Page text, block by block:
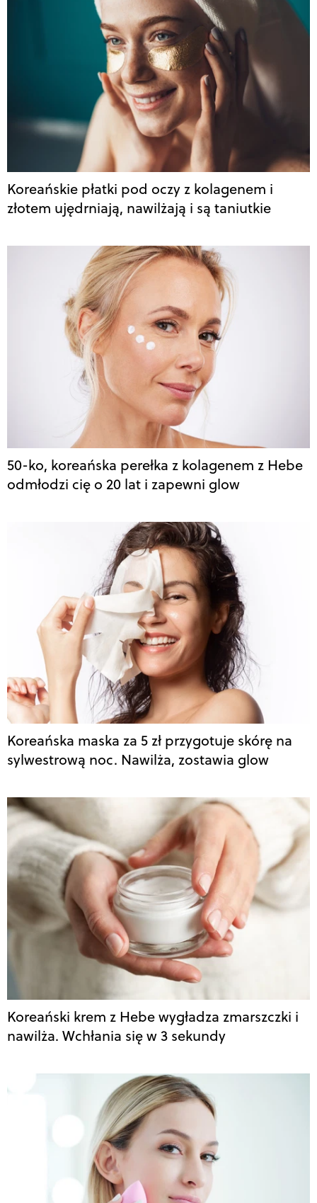
Koreańskie płatki pod oczy z kolagenem i
złotem ujędrniają, nawilżają i są taniutkie
50-ko, koreańska perełka z kolagenem z Hebe
odmłodzi cię o 20 lat i zapewni glow
Koreańska maska za 5 zł przygotuje skórę na
sylwestrową noc. Nawilża, zostawia glow
Koreański krem z Hebe wygładza zmarszczki i
nawilża. Wchłania się w 3 sekundy